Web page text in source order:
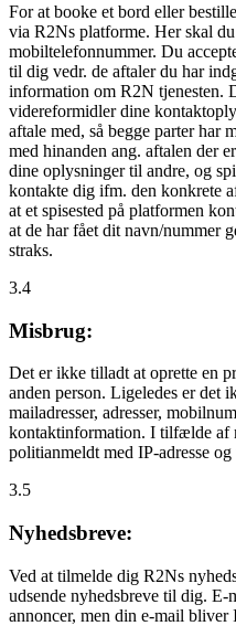
For at booke et bord eller
via R2Ns platforme. Her skal
mobiltelefonnummer. Du
til dig vedr. de aftaler du har
information om R2N tjenesten.
videreformidler dine
aftale med, så begge parter har
med hinanden ang. aftalen der
dine oplysninger til andre, og
kontakte dig ifm. den konkrete
at et spisested på platformen
at de har fået dit navn/nummer
straks.
3.4
Misbrug:
Det er ikke tilladt at oprette en
anden person. Ligeledes er det
mailadresser, adresser,
kontaktinformation. I tilfælde af
politianmeldt med IP-adresse
3.5
Nyhedsbreve:
Ved at tilmelde dig R2Ns
udsende nyhedsbreve til dig.
annoncer, men din e-mail